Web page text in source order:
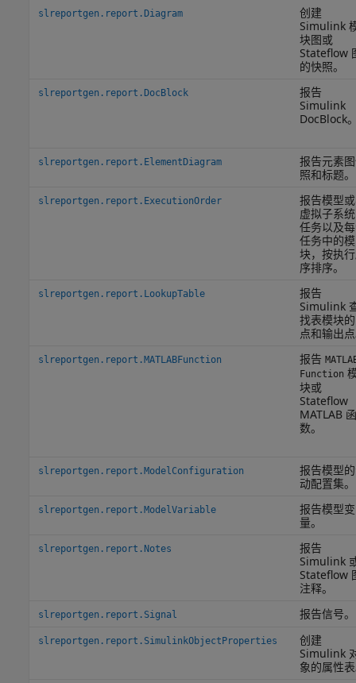
slreportgen.report.Diagram
创建
Simulink
块图或
Stateflow
的快照。
slreportgen.report.DocBlock
报告
Simulink
DocBlock
slreportgen.report.ElementDiagram
报告元素
照和标题。
slreportgen.report.ExecutionOrder
报告模型
虚拟子系
任务以及
任务中的模
块，按执
序排序。
slreportgen.report.LookupTable
报告
Simulink
找表模块
点和输出
slreportgen.report.MATLABFunction 报告
Function
块或
Stateflow
MATLAB 函
数。
slreportgen.report.ModelConfiguration
报告模型
动配置集。
slreportgen.report.ModelVariable
报告模型变
量。
slreportgen.report.Notes
报告
Simulink
Stateflow
注释。
slreportgen.report.Signal 报告信号。
slreportgen.report.SimulinkObjectProperties
创建
Simulink
象的属性